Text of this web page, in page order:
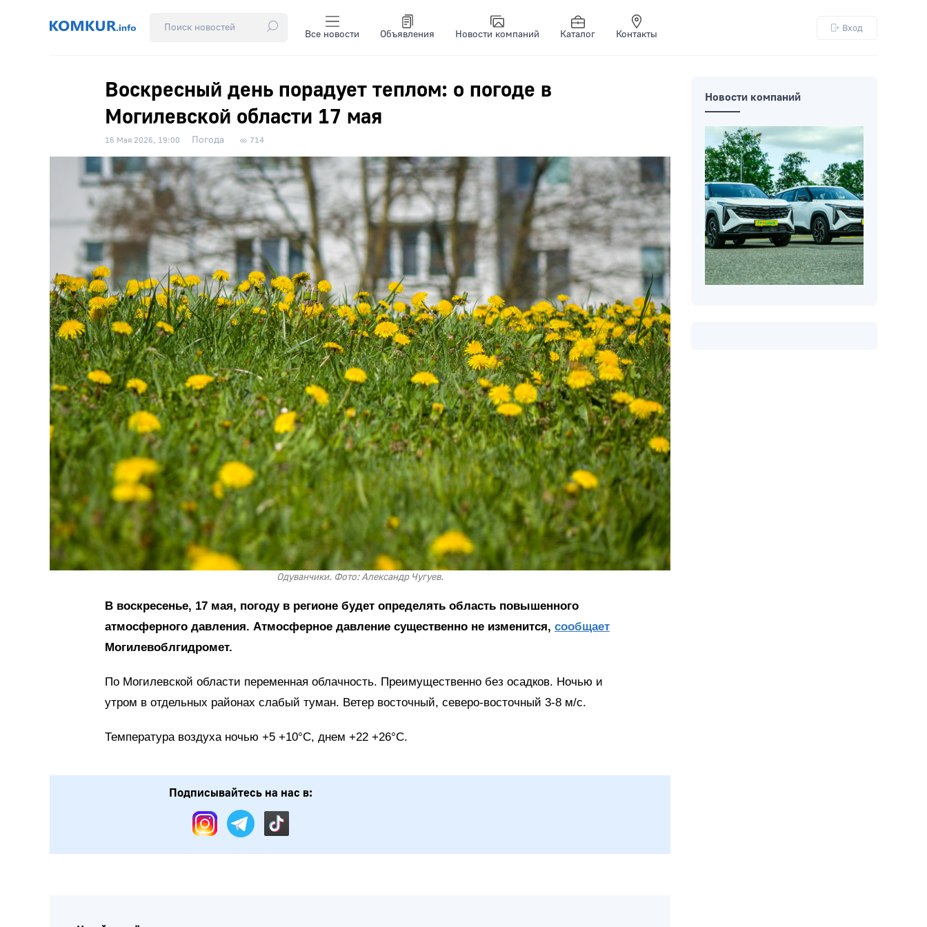
Все новости Объявления Новости компаний Каталог Контакты
Вход
Воскресный день порадует теплом: о погоде в
Могилевской области 17 мая
16 Мая 2026, 19:00 Погода 714
Одуванчики. Фото: Александр Чугуев.
В воскресенье, 17 мая, погоду в регионе будет определять область повышенного
атмосферного давления. Атмосферное давление существенно не изменится, сообщает
Могилевоблгидромет.
По Могилевской области переменная облачность. Преимущественно без осадков. Ночью и
утром в отдельных районах слабый туман. Ветер восточный, северо-восточный 3-8 м/с.
Температура воздуха ночью +5 +10°Ϲ, днем +22 +26°Ϲ.
Подписывайтесь на нас в:
Новости компаний